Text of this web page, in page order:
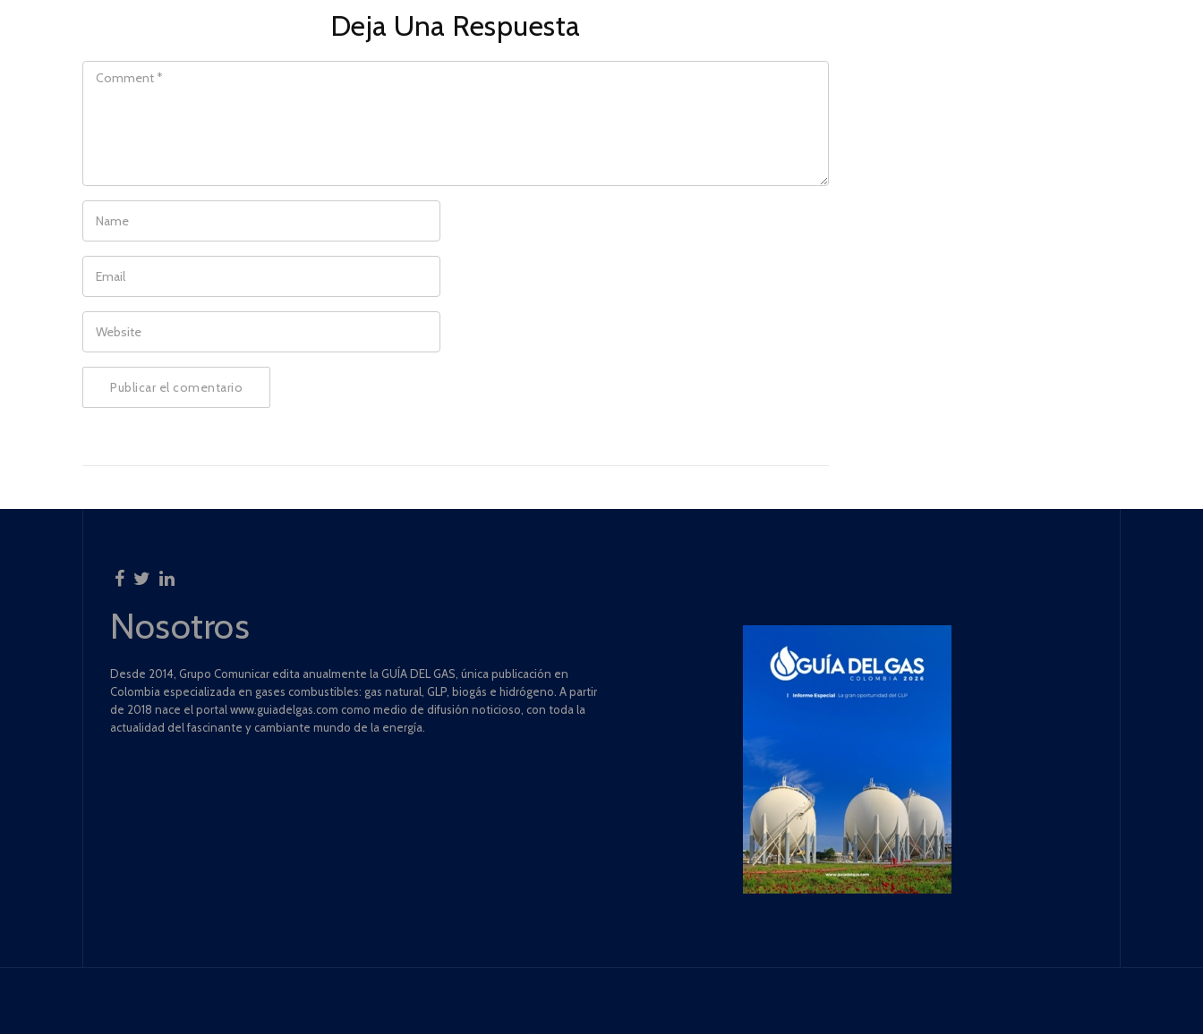
Deja Una Respuesta
Nosotros
Desde 2014, Grupo Comunicar edita anualmente la GUÍA DEL GAS, única publicación en
Colombia especializada en gases combustibles: gas natural, GLP, biogás e hidrógeno. A partir
de 2018 nace el portal www.guiadelgas.com como medio de difusión noticioso, con toda la
actualidad del fascinante y cambiante mundo de la energía.